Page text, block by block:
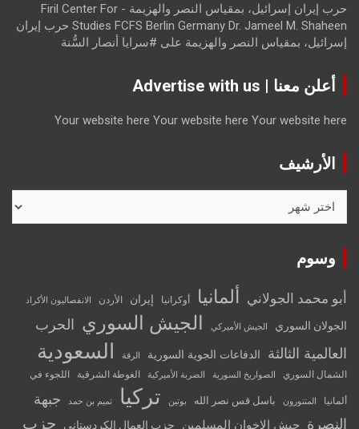
حرب إيران إسرائيل، بمقياس النصر والهزيمة - Firil Center For
Studies FCFS Berlin Germany Dr. Jameel M. Shaheen حرب إيران
إسرائيل، بمقياس النصر والهزيمة على #سرايا أنصار السُّنة
أعلن معنا | Advertise with us
Your website here Your website here Your website here
الأرشيف
وسوم
أبو محمد الجولاني ألمانيا أوكرانيا إيران الأردن الانفصاليون الأكراد
الجولان السوري الجيش الأميركي الجيش السوري الحرب
العالمية الثالثة
الدفاعات الجوية السورية الرقة السعودية
الشمال السوري الصواريخ السورية الضربة الأميركية الغوطة الشرقية اللجوء في
ألمانيا المتنورون باسل قس نصر الله بوتين تركيا تميم بن حمد
جبهة
النصرة
جيش الإخوان المسلمين حزب العمال الكردستاني حزب